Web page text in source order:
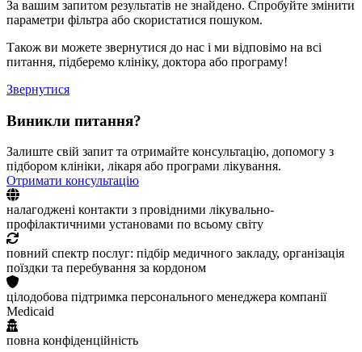
За вашим запитом результатів не знайдено. Спробуйте змінити
параметри фільтра або скористатися пошуком.
Також ви можете звернутися до нас і ми відповімо на всі
питання, підберемо клініку, доктора або програму!
Звернутися
Виникли питання?
Залиште свій запит та отримайте консультацію, допомогу з
підбором клініки, лікаря або програми лікування.
Отримати консультацію
налагоджені контакти з провідними лікувально-
профілактичними установами по всьому світу
повний спектр послуг: підбір медичного закладу, організація
поїздки та перебування за кордоном
цілодобова підтримка персонального менеджера компанії
Medicaid
повна конфіденційність